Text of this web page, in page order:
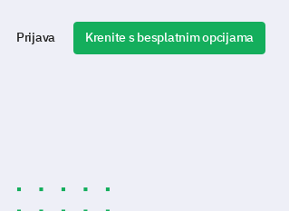
Prijava Krenite s besplatnim opcijama